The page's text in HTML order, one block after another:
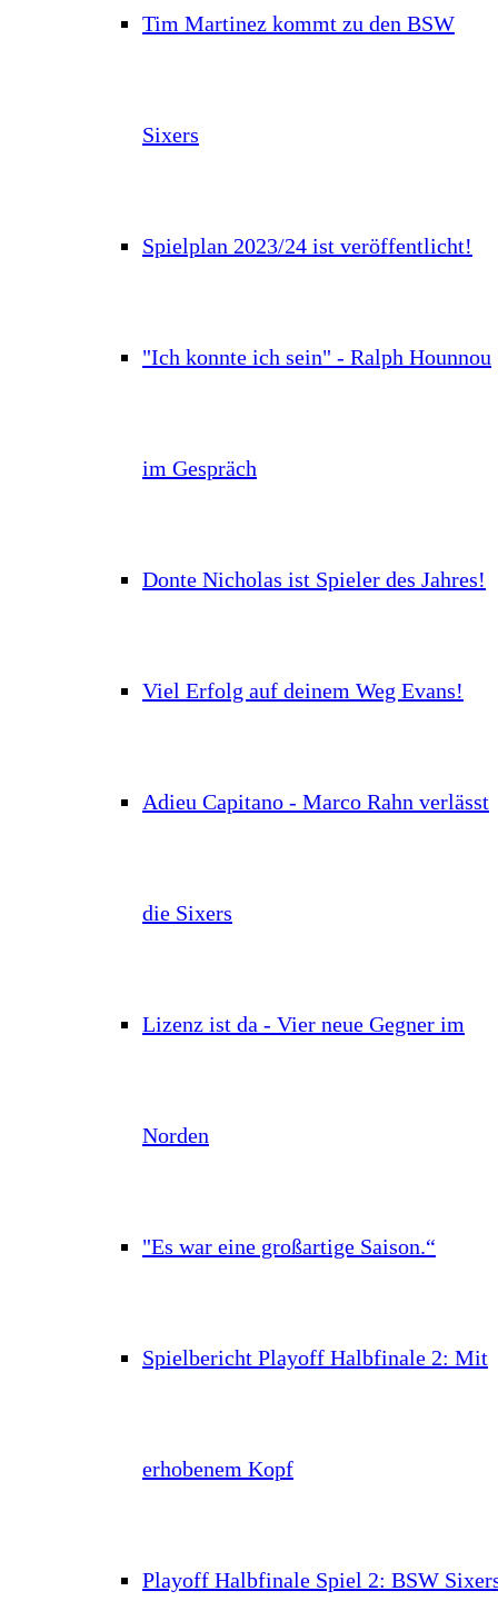
Tim Martinez kommt zu den BSW
Sixers
Spielplan 2023/24 ist veröffentlicht!
"Ich konnte ich sein" - Ralph Hounnou
im Gespräch
Donte Nicholas ist Spieler des Jahres!
Viel Erfolg auf deinem Weg Evans!
Adieu Capitano - Marco Rahn verlässt
die Sixers
Lizenz ist da - Vier neue Gegner im
Norden
"Es war eine großartige Saison.“
Spielbericht Playoff Halbfinale 2: Mit
erhobenem Kopf
Playoff Halbfinale Spiel 2: BSW